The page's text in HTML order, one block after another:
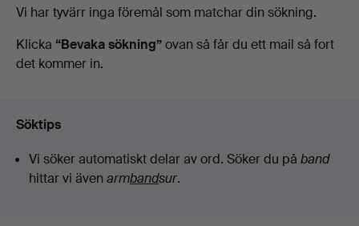
Pågående
auktioner
Vi har tyvärr inga föremål som matchar din sökning.
Klicka “Bevaka sökning”ovan så får du ett mail så fort
det kommer in.
Söktips
Vi söker automatiskt delar av ord. Söker du på band
hittar vi även armbandsur.